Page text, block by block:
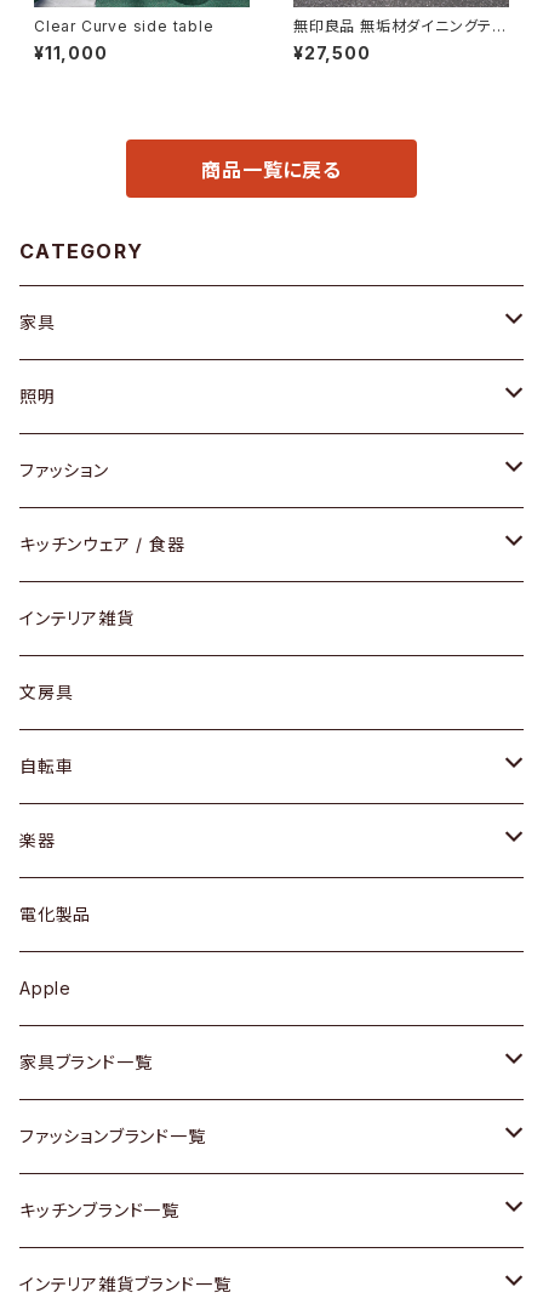
Clear Curve side table
¥11,000
無印良品 無垢材ダイニングテー
ブル
¥27,500
商品一覧に戻る
CATEGORY
家具
ソファ / ベンチ
チェア / スツール
ダイニングセット / ダイニングテーブル
ローテーブル / サイドテーブル
デスク / コンソール
ドレッサー
シェルフ
キュリオケース / 飾り棚
カップボード / 食器棚
チェスト
その他家具
Vintageヴィンテージ / Antiqueアンティーク
Designers / デザイナーズ
照明
ペンダントライト
テーブルランプ / デスクスタンド
フロアライト
ファッション
アクセサリー
リング
ピアス / イヤリング
財布
バッグ
アウター
トップス
ワンピース
ボトムス
靴
スカーフ
腕時計
Vintage / ヴィンテージ
キッチンウェア / 食器
グラス / タンブラー
カップ / マグ
プレート / ボウル
カトラリー
ケトル / ティーポット
鍋 / フライパン
Vintage / ヴィンテージ
銀製品
和物 / 作家物
その他キッチン雑貨
インテリア雑貨
文房具
自転車
dahon
楽器
ギター
ベース
その他楽器
電化製品
Apple
家具ブランド一覧
ACME Furniture / アクメ ファニチャー
ACTUS / アクタス
arflex / アルフレックス
ファッションブランド一覧
agnes b / アニエス ベー
BALLY / バリー
キッチンブランド一覧
ARABIA / アラビア
インテリア雑貨ブランド一覧